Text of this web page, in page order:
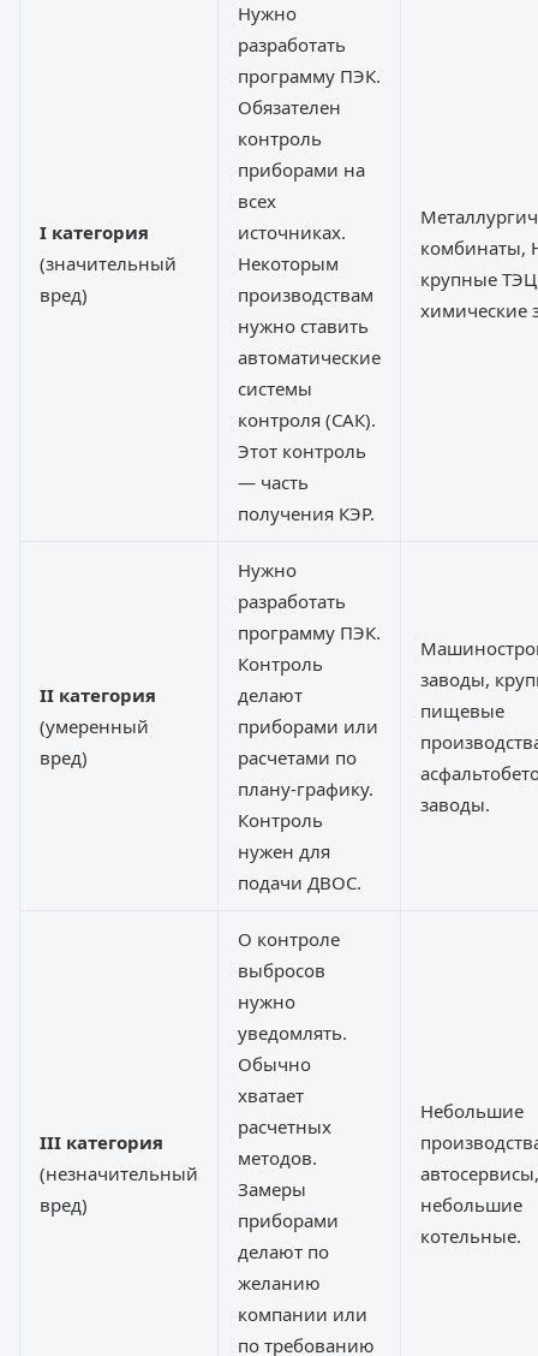
I категория
(значительный
вред)
Нужно
разработать
программу ПЭК.
Обязателен
контроль
приборами на
всех
источниках.
Некоторым
производствам
нужно ставить
автоматические
системы
контроля (САК).
Этот контроль
— часть
получения КЭР.
комбинаты,
крупные
химические
II категория
(умеренный
вред)
Нужно
разработать
программу ПЭК.
Контроль
делают
приборами или
расчетами по
плану-графику.
Контроль
нужен для
подачи ДВОС.
заводы,
пищевые
заводы.
III категория
(незначительный
вред)
О контроле
выбросов
нужно
уведомлять.
Обычно
хватает
расчетных
методов.
Замеры
приборами
делают по
желанию
компании или
по требованию
Небольшие
автосервисы,
небольшие
котельные.